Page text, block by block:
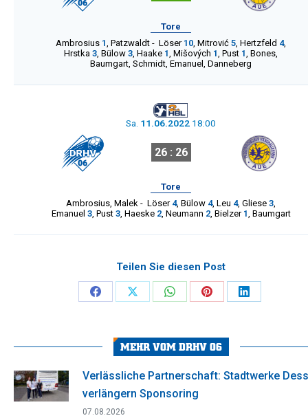
Tore
Ambrosius 1, Patzwaldt - Löser 10, Mitrović 5, Hertzfeld 4,
Hrstka 3, Bülow 3, Haake 1, Mišových 1, Pust 1, Bones,
Baumgart, Schmidt, Emanuel , Danneberg
Sa. 11.06.2022 18:00
26 : 26
Tore
Ambrosius, Malek - Löser 4, Bülow 4, Leu 4, Gliese 3,
Emanuel 3, Pust 3, Haeske 2, Neumann 2, Bielzer 1, Baumgart
Teilen Sie diesen Post
Share
Facebook
Share
X
Share
WhatsApp
Share
Pinterest
Share
MEHR VOM DRHV 06
Verlässliche Partnerschaft: Stadtwerke
verlängern Sponsoring
07.08.2026